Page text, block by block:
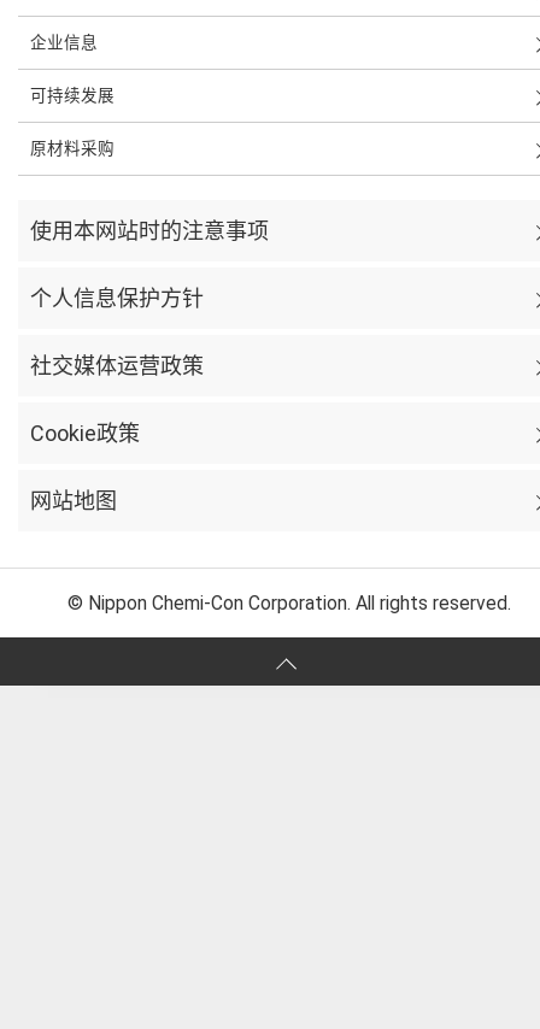
企业信息
可持续发展
原材料采购
使用本网站时的注意事项
个人信息保护方针
社交媒体运营政策
Cookie政策
网站地图
© Nippon Chemi-Con Corporation. All rights reserved.